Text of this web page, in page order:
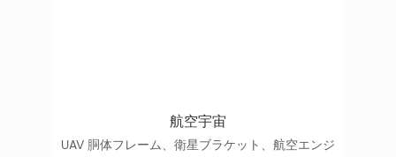
航空宇宙
UAV 胴体フレーム、衛星ブラケット、航空エンジ